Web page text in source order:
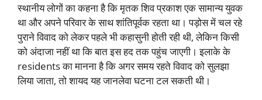
स्थानीय लोगों का कहना है कि मृतक शिव प्रकाश एक सामान्य युवक
था और अपने परिवार के साथ शांतिपूर्वक रहता था। पड़ोस में चल रहे
पुराने विवाद को लेकर पहले भी कहासुनी होती रही थी, लेकिन किसी
को अंदाजा नहीं था कि बात इस हद तक पहुंच जाएगी। इलाके के
residents का मानना है कि अगर समय रहते विवाद को सुलझा
लिया जाता, तो शायद यह जानलेवा घटना टल सकती थी।